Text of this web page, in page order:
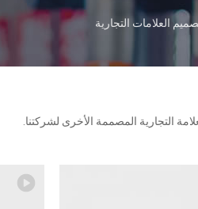
العلامات التجارية
التجارية المصممة الأخرى لشركتنا.